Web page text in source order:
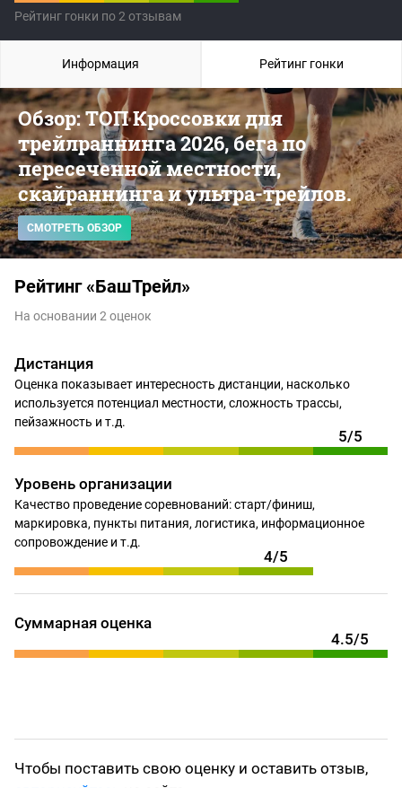
Рейтинг гонки по 2 отзывам
Обзор: ТОП Кроссовки для
трейлраннинга 2026, бега по
пересеченной местности,
скайраннинга и ультра-трейлов.
СМОТРЕТЬ ОБЗОР
Рейтинг «БашТрейл»
На основании 2 оценок
Дистанция
Оценка показывает интересность дистанции, насколько
используется потенциал местности, сложность трассы,
пейзажность и т.д.
5/5
Уровень организации
Качество проведение соревнований: старт/финиш,
маркировка, пункты питания, логистика, информационное
сопровождение и т.д.
4/5
Суммарная оценка
4.5/5
Чтобы поставить свою оценку и оставить отзыв,
Информация Рейтинг гонки